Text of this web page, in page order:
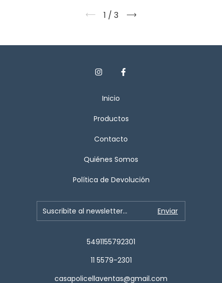
1 / 3
Inicio
Productos
Contacto
Quiénes Somos
Política de Devolución
5491155792301
11 5579-2301
casapolicellaventas@gmail.com